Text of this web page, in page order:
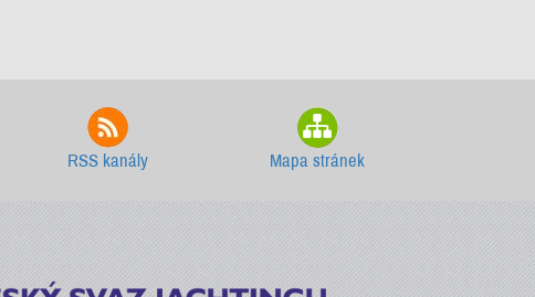
RSS kanály Mapa stránek